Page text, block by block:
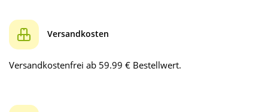
Versandkosten
Versandkostenfrei ab 59.99 € Bestellwert.